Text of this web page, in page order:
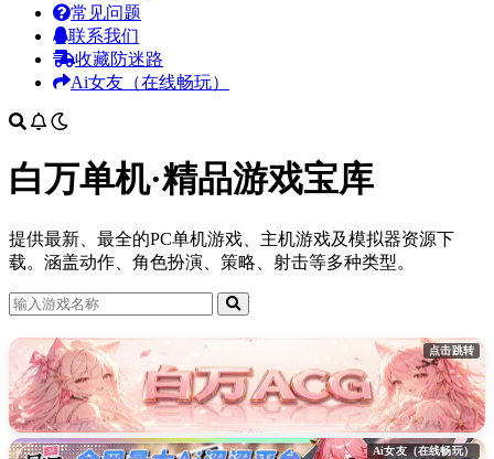
常见问题
联系我们
收藏防迷路
Ai女友（在线畅玩）
白万单机·精品游戏宝库
提供最新、最全的PC单机游戏、主机游戏及模拟器资源下
载。涵盖动作、角色扮演、策略、射击等多种类型。
点击跳转
Ai女友（在线畅玩）